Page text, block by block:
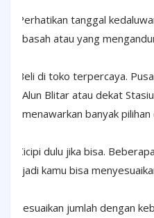
Perhatikan tanggal
basah atau yang
Beli di toko terpercaya.
Alun Blitar atau dekat
menawarkan banyak
Cicipi dulu jika bisa.
jadi kamu bisa
Sesuaikan jumlah dengan